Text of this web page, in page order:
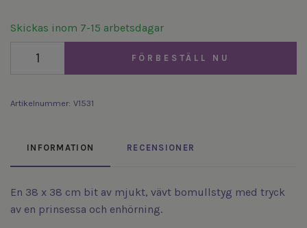
Skickas inom 7-15 arbetsdagar
FÖRBESTÄLL NU
Artikelnummer: V1531
INFORMATION RECENSIONER
En 38 x 38 cm bit av mjukt, vävt bomullstyg med tryck
av en prinsessa och enhörning.